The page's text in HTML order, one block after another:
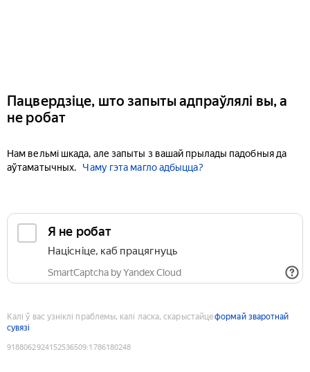
Пацвердзіце, што запыты адпраўлялі вы, а
не робат
Нам вельмі шкада, але запыты з вашай прылады падобныя да
аўтаматычных.
Чаму гэта магло адбыцца?
Я не робат
Націсніце, каб працягнуць
SmartCaptcha by Yandex Cloud
Калі ў вас узніклі праблемы, калі ласка, скарыстайцеформай зваротнай
сувязі
9188062924152536509:1786180248